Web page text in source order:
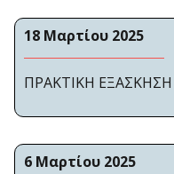
18 Μαρτίου 2025
ΠΡΑΚΤΙΚΗ ΕΞΑΣΚΗΣΗ
6 Μαρτίου 2025